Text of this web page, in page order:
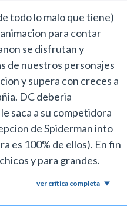
todo lo malo que tiene)
para contar
se disfrutan y
de nuestros personajes
y supera con creces a
DC deberia
saca a su competidora
de Spiderman into
es 100% de ellos). En fin
y para grandes.
ver crítica completa